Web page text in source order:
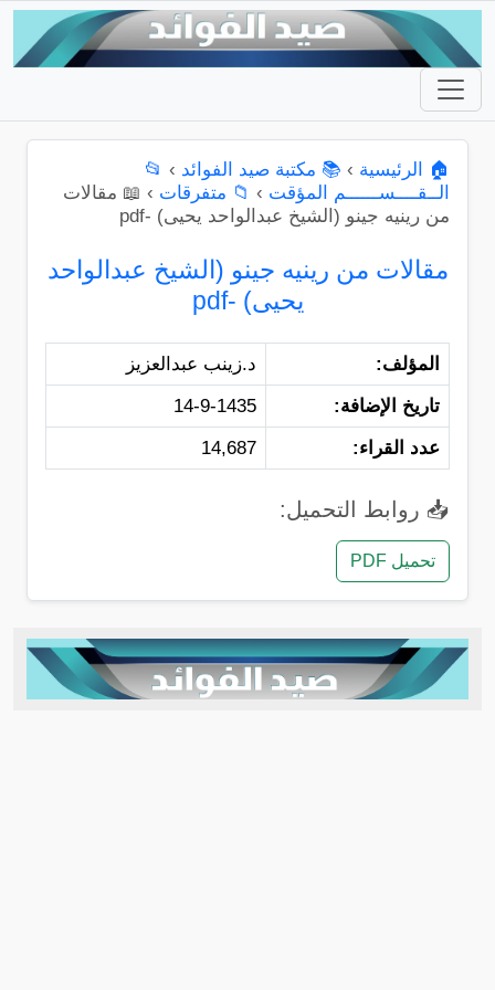
🏠 الرئيسية › 📚 مكتبة صيد الفوائد ›
📂
الــقــــســــــم المؤقت › 📁 متفرقات › 📖 مقالات
من رينيه جينو (الشيخ عبدالواحد يحيى) -pdf
مقالات من رينيه جينو (الشيخ عبدالواحد
يحيى) -pdf
المؤلف:
د.زينب عبدالعزيز
تاريخ الإضافة:
14-9-1435
عدد القراء:
14,687
📥 روابط التحميل:
تحميل PDF